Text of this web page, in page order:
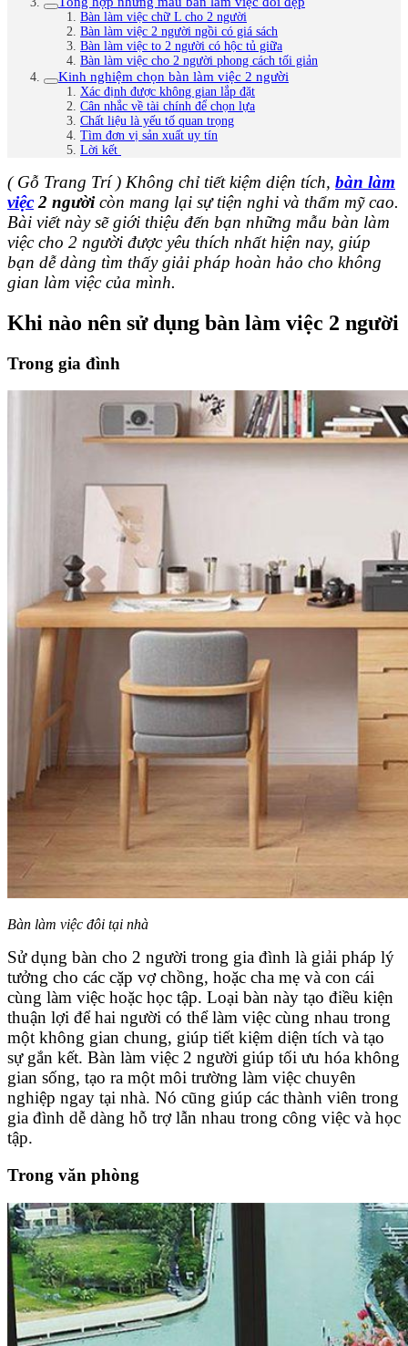
Bàn làm việc chữ L cho 2 người
Bàn làm việc 2 người ngồi có giá sách
Bàn làm việc to 2 người có hộc tủ giữa
Bàn làm việc cho 2 người phong cách tối giản
Kinh nghiệm chọn bàn làm việc 2 người
Xác định được không gian lắp đặt
Cân nhắc về tài chính để chọn lựa
Chất liệu là yếu tố quan trọng
Tìm đơn vị sản xuất uy tín
Lời kết
( Gỗ Trang Trí ) Không chỉ tiết kiệm diện tích, bàn làm
việc 2 ngườicòn mang lại sự tiện nghi và thẩm mỹ cao.
Bài viết này sẽ giới thiệu đến bạn những mẫu bàn làm
việc cho 2 người được yêu thích nhất hiện nay, giúp
bạn dễ dàng tìm thấy giải pháp hoàn hảo cho không
gian làm việc của mình.
Khi nào nên sử dụng bàn làm việc 2 người
Trong gia đình
Bàn làm việc đôi tại nhà
Sử dụng bàn cho 2 người trong gia đình là giải pháp lý
tưởng cho các cặp vợ chồng, hoặc cha mẹ và con cái
cùng làm việc hoặc học tập. Loại bàn này tạo điều kiện
thuận lợi để hai người có thể làm việc cùng nhau trong
một không gian chung, giúp tiết kiệm diện tích và tạo
sự gắn kết. Bàn làm việc 2 người giúp tối ưu hóa không
gian sống, tạo ra một môi trường làm việc chuyên
nghiệp ngay tại nhà. Nó cũng giúp các thành viên trong
gia đình dễ dàng hỗ trợ lẫn nhau trong công việc và học
tập.
Trong văn phòng